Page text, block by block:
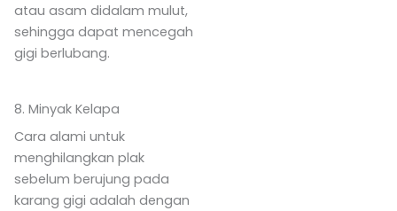
atau asam didalam mulut,
sehingga dapat mencegah
gigi berlubang.
8. Minyak Kelapa
Cara alami untuk
menghilangkan plak
sebelum berujung pada
karang gigi adalah dengan